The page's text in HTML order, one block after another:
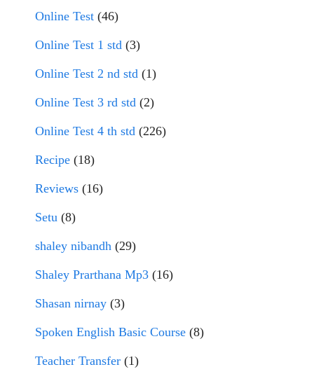
Online Test (46)
Online Test 1 std (3)
Online Test 2 nd std (1)
Online Test 3 rd std (2)
Online Test 4 th std (226)
Recipe (18)
Reviews (16)
Setu (8)
shaley nibandh (29)
Shaley Prarthana Mp3 (16)
Shasan nirnay (3)
Spoken English Basic Course (8)
Teacher Transfer (1)